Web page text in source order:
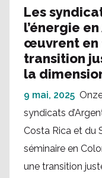
Les
l’énergie
œuvrent en
transition
la
9 mai, 2025
syndicats
Costa Rica et du
séminaire en
une transition